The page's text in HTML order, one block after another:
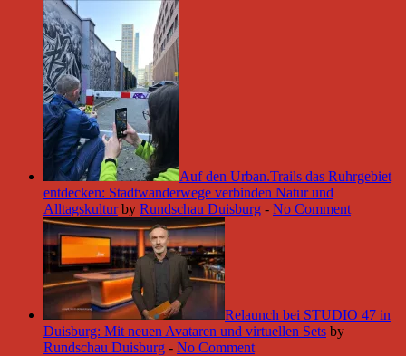
Auf den Urban.Trails das Ruhrgebiet
entdecken: Stadtwanderwege verbinden Natur und
Alltagskultur by Rundschau Duisburg - No Comment
Relaunch bei STUDIO 47 in
Duisburg: Mit neuen Avataren und virtuellen Sets by
Rundschau Duisburg - No Comment